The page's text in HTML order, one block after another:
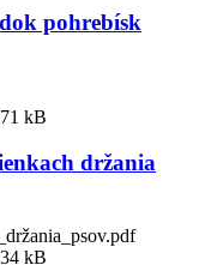
pohrebísk
kB
držania
kB